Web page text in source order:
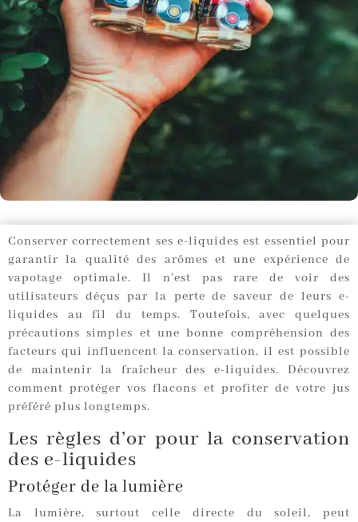
Conserver correctement ses e-liquides est essentiel pour
garantir la qualité des arômes et une expérience de
vapotage optimale. Il n’est pas rare de voir des
utilisateurs déçus par la perte de saveur de leurs e-
liquides au fil du temps. Toutefois, avec quelques
précautions simples et une bonne compréhension des
facteurs qui influencent la conservation, il est possible
de maintenir la fraîcheur des e-liquides. Découvrez
comment protéger vos flacons et profiter de votre jus
préféré plus longtemps.
Les règles d’or pour la conservation
des e-liquides
Protéger de la lumière
La lumière, surtout celle directe du soleil, peut